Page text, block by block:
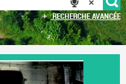
RECHERCHE AVANCÉE